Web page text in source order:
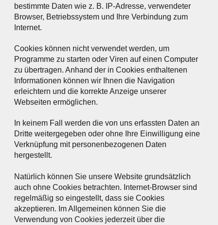
bestimmte Daten wie z. B. IP-Adresse, verwendeter
Browser, Betriebssystem und Ihre Verbindung zum
Internet.
Cookies können nicht verwendet werden, um
Programme zu starten oder Viren auf einen Computer
zu übertragen. Anhand der in Cookies enthaltenen
Informationen können wir Ihnen die Navigation
erleichtern und die korrekte Anzeige unserer
Webseiten ermöglichen.
In keinem Fall werden die von uns erfassten Daten an
Dritte weitergegeben oder ohne Ihre Einwilligung eine
Verknüpfung mit personenbezogenen Daten
hergestellt.
Natürlich können Sie unsere Website grundsätzlich
auch ohne Cookies betrachten. Internet-Browser sind
regelmäßig so eingestellt, dass sie Cookies
akzeptieren. Im Allgemeinen können Sie die
Verwendung von Cookies jederzeit über die